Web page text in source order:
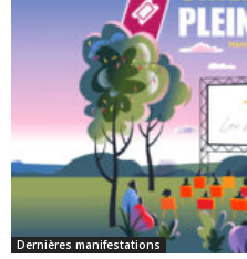
Dernières manifestations